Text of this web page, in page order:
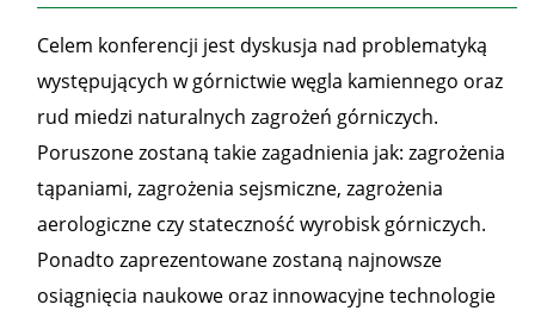
Celem konferencji jest dyskusja nad problematyką
występujących w górnictwie węgla kamiennego oraz
rud miedzi naturalnych zagrożeń górniczych.
Poruszone zostaną takie zagadnienia jak: zagrożenia
tąpaniami, zagrożenia sejsmiczne, zagrożenia
aerologiczne czy stateczność wyrobisk górniczych.
Ponadto zaprezentowane zostaną najnowsze
osiągnięcia naukowe oraz innowacyjne technologie